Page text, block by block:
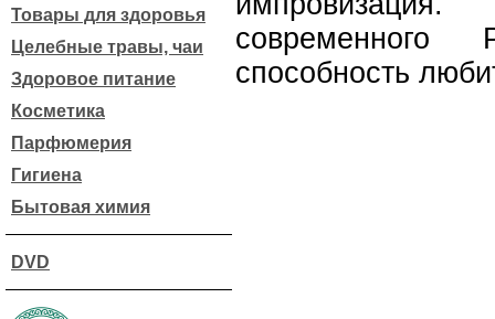
Товары для здоровья
Целебные травы, чаи
Здоровое питание
Косметика
Парфюмерия
Гигиена
Бытовая химия
DVD
способность